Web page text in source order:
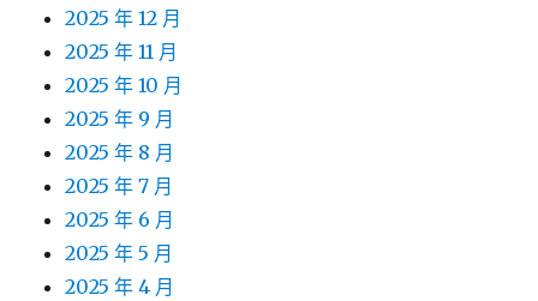
2025 年 12 月
2025 年 11 月
2025 年 10 月
2025 年 9 月
2025 年 8 月
2025 年 7 月
2025 年 6 月
2025 年 5 月
2025 年 4 月